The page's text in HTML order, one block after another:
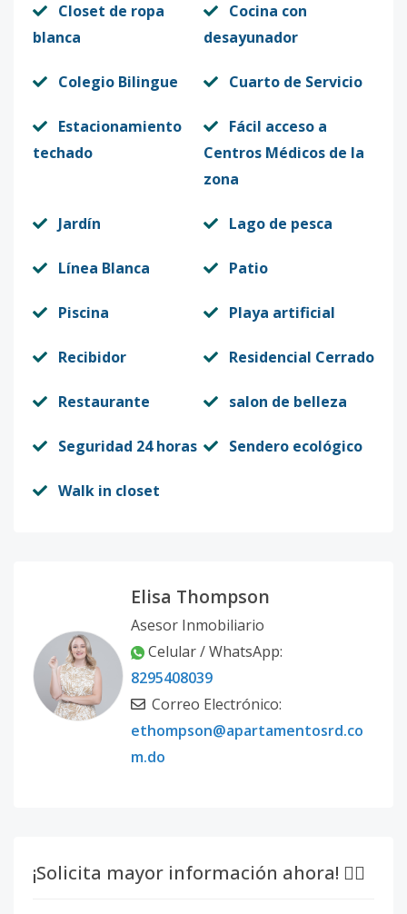
Closet de ropa
blanca
Cocina con
desayunador
Colegio Bilingue Cuarto de Servicio
Estacionamiento
techado
Fácil acceso a
Centros Médicos de la
zona
Jardín Lago de pesca
Línea Blanca Patio
Piscina Playa artificial
Recibidor Residencial Cerrado
Restaurante salon de belleza
Seguridad 24 horas Sendero ecológico
Walk in closet
Elisa Thompson
Asesor Inmobiliario
Celular / WhatsApp:
8295408039
Correo Electrónico:
ethompson@apartamentosrd.co
m.do
¡Solicita mayor información ahora! 👇🏽